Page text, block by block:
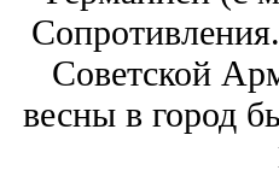
Советской
весны в город